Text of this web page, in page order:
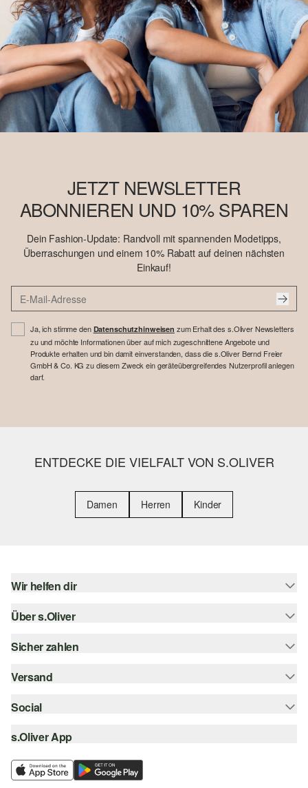
JETZT NEWSLETTER
ABONNIEREN UND 10% SPAREN
Dein Fashion-Update: Randvoll mit spannenden Modetipps,
Überraschungen und einem 10% Rabatt auf deinen nächsten
Einkauf!
Ja, ich stimme den Datenschutzhinweisen zum Erhalt des s.Oliver Newsletters
zu und möchte Informationen über auf mich zugeschnittene Angebote und
Produkte erhalten und bin damit einverstanden, dass die s.Oliver Bernd Freier
GmbH & Co. KG zu diesem Zweck ein geräteübergreifendes Nutzerprofil anlegen
darf.
ENTDECKE DIE VIELFALT VON S.OLIVER
Damen Herren Kinder
Wir helfen dir
Hilfe & FAQ
Größenberatung
Über s.Oliver
Newsletter
s.Oliver Card
Career
Wunschliste
Sicher zahlen
Rechnung
Kreditkarte
SSL-Verschlüsselung
Versand
Sendungsverfolgung
Post AT
Social
instagram
facebook
s.Oliver App